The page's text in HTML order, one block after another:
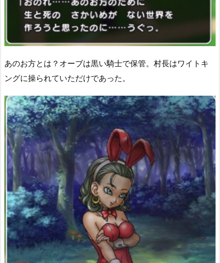
あのお方とは？オーブは黒い騎士で保管。村長はワイトキ
ングに操られていただけであった。